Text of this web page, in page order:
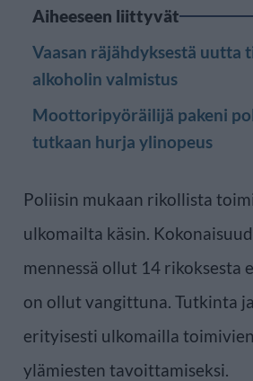
Aiheeseen liittyvät
Vaasan räjähdyksestä uutta
alkoholin valmistus
Moottoripyöräilijä pakeni
tutkaan hurja ylinopeus
Poliisin mukaan rikollista
ulkomailta käsin.
mennessä ollut 14 rikoksesta
on ollut vangittuna. Tutkinta
erityisesti ulkomailla
ylämiesten tavoittamiseksi.